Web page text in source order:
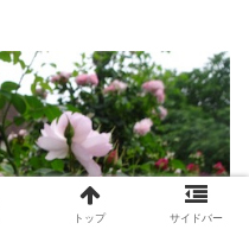
トップ サイドバー